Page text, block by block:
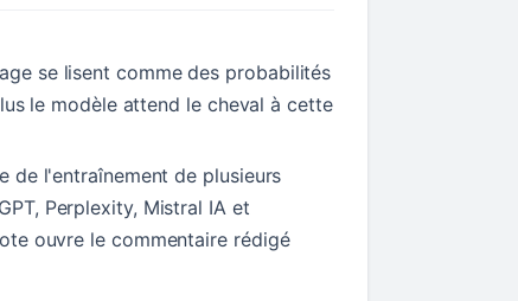
se lisent comme des probabilités
le modèle attend le cheval à cette
de l'entraînement de plusieurs
Perplexity, Mistral IA et
ouvre le commentaire rédigé